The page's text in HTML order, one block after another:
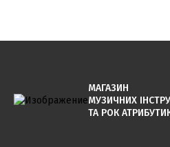
МАГАЗИН
МУЗИЧНИХ
ТА РОК